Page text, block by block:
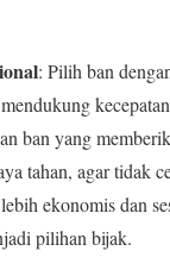
: Pilih ban
ban yang
tahan, agar tidak
ekonomis dan
pilihan bijak.